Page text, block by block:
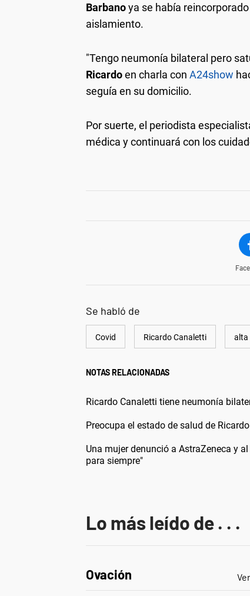
Barbanoya se había
aislamiento.
"Tengo neumonía bilateral pero
Ricardoen charla con A24show
seguía en su domicilio.
Por suerte, el periodista
médica y continuará con los
Se habló de
Covid Ricardo Canaletti alta
NOTAS RELACIONADAS
Ricardo Canaletti tiene neumonía
Preocupa el estado de salud de
Una mujer denunció a AstraZeneca y
para siempre"
Lo más leído de . . .
Ovación